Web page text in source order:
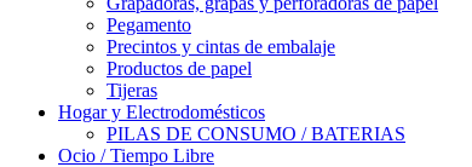
Pegamento
Precintos y cintas de embalaje
Productos de papel
Tijeras
Hogar y Electrodomésticos
PILAS DE CONSUMO / BATERIAS
Ocio / Tiempo Libre